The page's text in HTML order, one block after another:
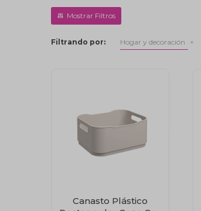
Filtrando por: Hogar y decoración
Canasto Plástico